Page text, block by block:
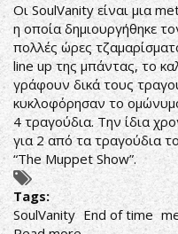
Οι SoulVanity είναι μια
η οποία δημιουργήθηκε
πολλές ώρες
line up της μπάντας, το
γράφουν δικά τους
κυκλοφόρησαν το
4 τραγούδια. Την ίδια
για 2 από τα τραγούδια
“The Muppet Show”.
Tags:
SoulVanity End of time